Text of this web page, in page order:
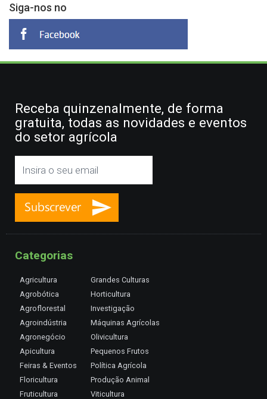
Siga-nos no
Receba quinzenalmente, de forma
gratuita, todas as novidades e eventos
do setor agrícola
Categorias
Agricultura
Agrobótica
Agroflorestal
Agroindústria
Agronegócio
Apicultura
Feiras & Eventos
Floricultura
Fruticultura
Grandes Culturas
Horticultura
Investigação
Máquinas Agrícolas
Olivicultura
Pequenos Frutos
Política Agrícola
Produção Animal
Viticultura